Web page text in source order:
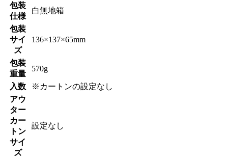
包装
仕様
白無地箱
包装
サイ
ズ
136×137×65mm
包装
重量
570g
入数
※カートンの設定なし
アウ
ター
カー
トン
サイ
ズ
設定なし